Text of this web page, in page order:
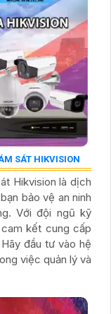
SÁT HIKVISION
Hikvision là dịch
bảo vệ an ninh
Với đội ngũ kỹ
kết cung cấp
đầu tư vào hệ
việc quản lý và